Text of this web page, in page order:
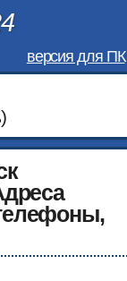
версия для ПК